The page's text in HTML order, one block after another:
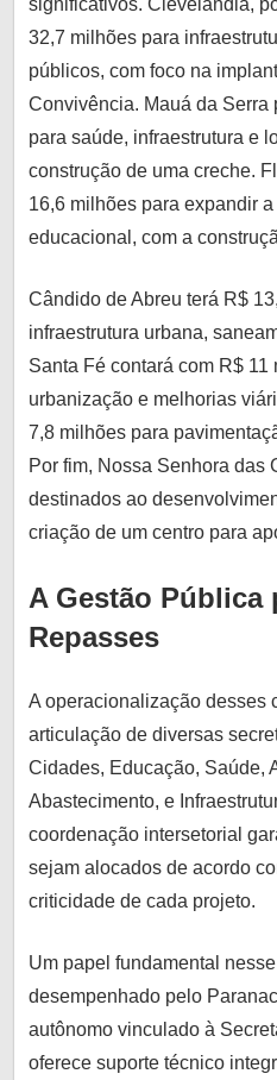
32,7 milhões para
públicos, com foco na
Convivência. Mauá da Serra
para saúde, infraestrutura e
construção de uma creche.
16,6 milhões para expandir
educacional, com a
Cândido de Abreu terá R$
infraestrutura urbana,
Santa Fé contará com R$
urbanização e melhorias
7,8 milhões para
Por fim, Nossa Senhora das
destinados ao
criação de um centro para
A Gestão Pública
Repasses
A operacionalização desses
articulação de diversas
Cidades, Educação, Saúde,
Abastecimento, e
coordenação intersetorial
sejam alocados de acordo
criticidade de cada projeto.
Um papel fundamental
desempenhado pelo
autônomo vinculado à
oferece suporte técnico